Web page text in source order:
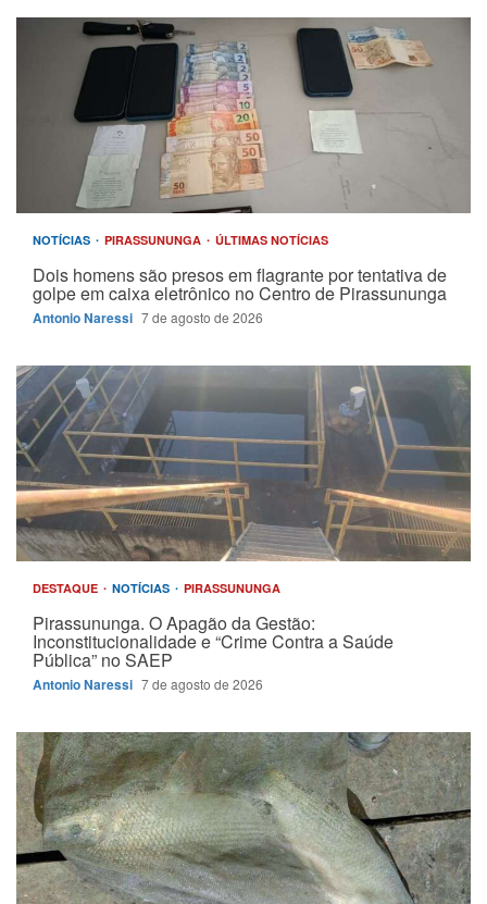
NOTÍCIAS PIRASSUNUNGA ÚLTIMAS NOTÍCIAS
Dois homens são presos em flagrante por tentativa de
golpe em caixa eletrônico no Centro de Pirassununga
Antonio Naressi 7 de agosto de 2026
DESTAQUE NOTÍCIAS PIRASSUNUNGA
Pirassununga. O Apagão da Gestão:
Inconstitucionalidade e “Crime Contra a Saúde
Pública” no SAEP
Antonio Naressi 7 de agosto de 2026